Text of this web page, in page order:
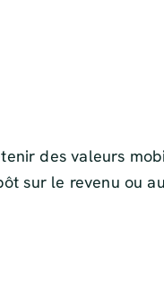
des valeurs
sur le revenu ou